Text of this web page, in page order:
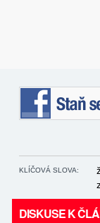
KLÍČOVÁ SLOVA:
DISKUSE K